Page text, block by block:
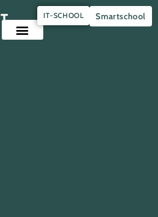
IT-SCHOOL Smartschool